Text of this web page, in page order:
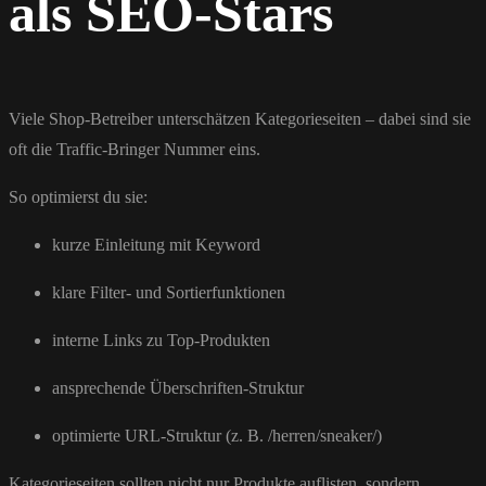
als SEO-Stars
Viele Shop-Betreiber unterschätzen Kategorieseiten – dabei sind sie
oft die Traffic-Bringer Nummer eins.
So optimierst du sie:
kurze Einleitung mit Keyword
klare Filter- und Sortierfunktionen
interne Links zu Top-Produkten
ansprechende Überschriften-Struktur
optimierte URL-Struktur (z. B. /herren/sneaker/)